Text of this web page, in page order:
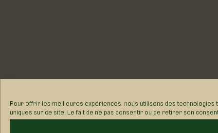
Pour offrir les meilleures expériences, nous utilisons des
uniques sur ce site. Le fait de ne pas consentir ou de retirer son